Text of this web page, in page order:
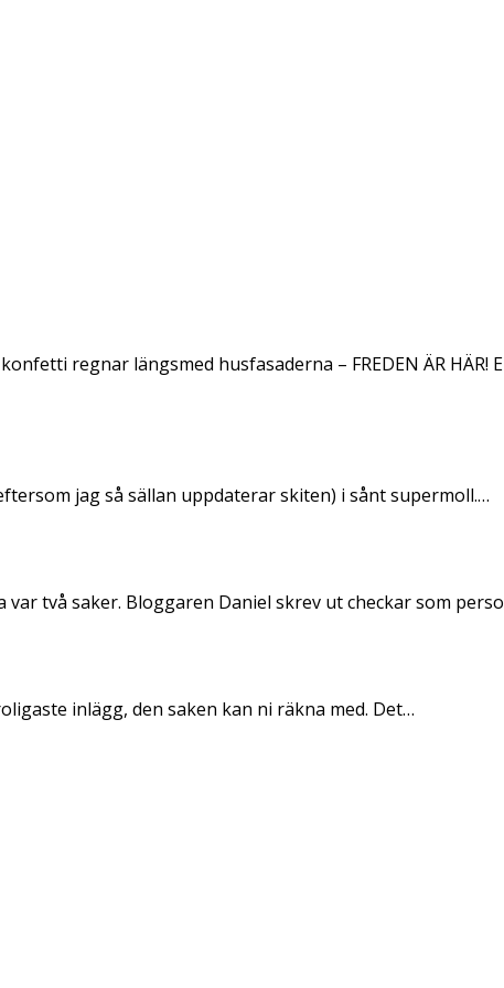
regnar längsmed husfasaderna – FREDEN ÄR HÄR!
jag så sällan uppdaterar skiten) i sånt supermoll.…
två saker. Bloggaren Daniel skrev ut checkar som
inlägg, den saken kan ni räkna med. Det…